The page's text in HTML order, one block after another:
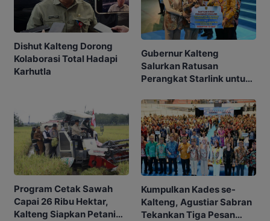
Dishut Kalteng Dorong
Kolaborasi Total Hadapi
Karhutla
Gubernur Kalteng
Salurkan Ratusan
Perangkat Starlink untuk
Program Cetak Sawah
Capai 26 Ribu Hektar,
Kalteng Siapkan Petani
Kumpulkan Kades se-
Kalteng, Agustiar Sabran
Tekankan Tiga Pesan